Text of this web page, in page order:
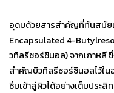
อุดมด้วยสารสำคัญที่ทันสมัย
Encapsulated 4-
วทิลรีซอร์ซินอล) จากเกาหลี
สำคัญบิวทิลรีซอร์ซินอลไว้ใน
ซึมเข้าสู่ผิวได้อย่างเต็มประสิ